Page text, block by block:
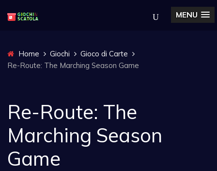
MENU
Home Giochi
Gioco di Carte
Re-Route: The Marching Season Game
Re-Route: The
Marching Season
Game